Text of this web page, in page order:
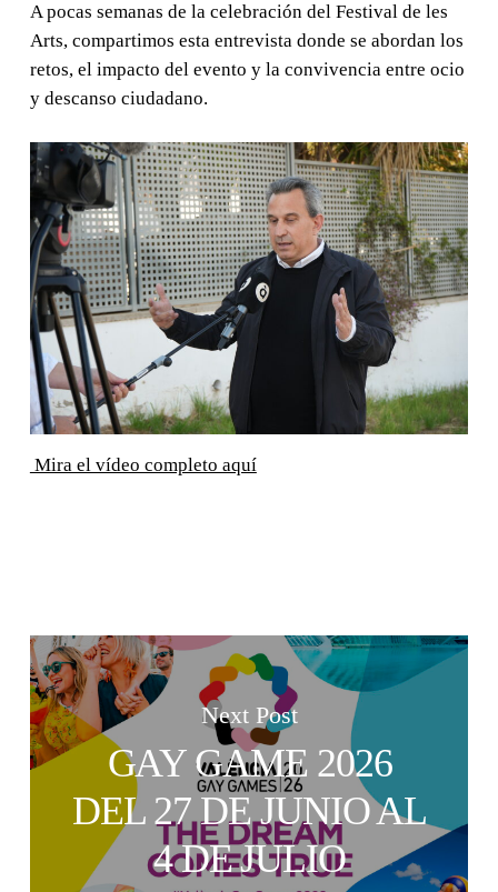
A pocas semanas de la celebración del Festival de les
Arts, compartimos esta entrevista donde se abordan los
retos, el impacto del evento y la convivencia entre ocio
y descanso ciudadano.
Mira el vídeo completo aquí
Next Post
GAY GAME 2026
DEL 27 DE JUNIO AL
4 DE JULIO